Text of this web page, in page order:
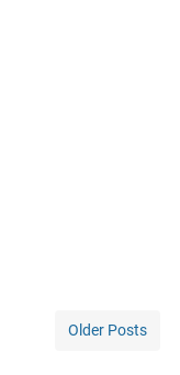
Older Posts